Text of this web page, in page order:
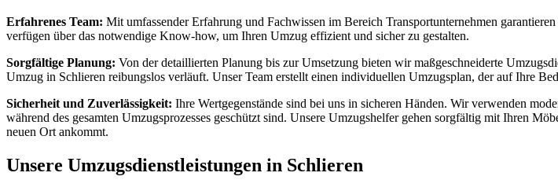
Erfahrenes Team: Mit umfassender Erfahrung und Fachwissen im Bereich Transportunternehmen
verfügen über das notwendige Know-how, um Ihren Umzug effizient und sicher zu gestalten.
Sorgfältige Planung: Von der detaillierten Planung bis zur Umsetzung bieten wir maßgeschneiderte
Umzug in Schlieren reibungslos verläuft. Unser Team erstellt einen individuellen Umzugsplan, der auf Ihre
Sicherheit und Zuverlässigkeit: Ihre Wertgegenstände sind bei uns in sicheren Händen. Wir verwenden
während des gesamten Umzugsprozesses geschützt sind. Unsere Umzugshelfer gehen sorgfältig mit Ihren
neuen Ort ankommt.
Unsere Umzugsdienstleistungen in Schlieren